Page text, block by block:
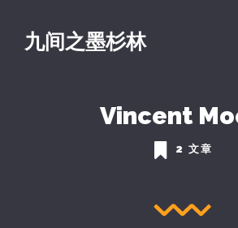
九间之墨杉林
Vincent
2 文章